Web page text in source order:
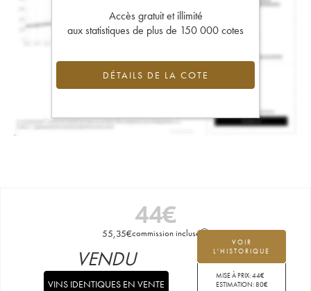
Accès gratuit et illimité
aux statistiques de plus de 150 000 cotes
DÉTAILS DE LA COTE
44€
55,35€commission incluse
VOIR
L'HISTORIQUE
MISE À PRIX:44€
ESTIMATION:80€
VENDU
VINS IDENTIQUES EN VENTE